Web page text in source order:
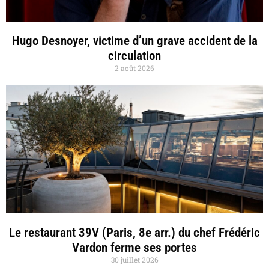
Hugo Desnoyer, victime d’un grave accident de la
circulation
2 août 2026
Le restaurant 39V (Paris, 8e arr.) du chef Frédéric
Vardon ferme ses portes
30 juillet 2026